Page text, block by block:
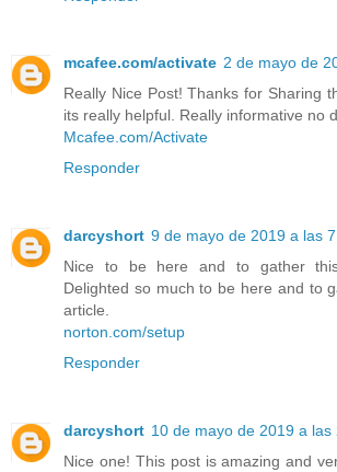
mcafee.com/activate 2 de mayo de
Really Nice Post! Thanks for Sharing
its really helpful. Really informative no
Mcafee.com/Activate
Responder
darcyshort 9 de mayo de 2019 a las
Nice to be here and to gather
Delighted so much to be here and to
article.
norton.com/setup
Responder
darcyshort 10 de mayo de 2019 a las
Nice one! This post is amazing and